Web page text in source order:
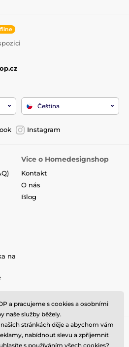
Čeština
Instagram
na
Vice o Homedesignshop
Kontakt
O nás
Blog
a pracujeme s cookies a osobními
naše služby běžely.
stránkách děje a abychom vám
nabídnout slevu a zpříjemnit
s používáním všech cookies?